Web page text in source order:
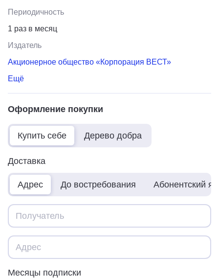
Периодичность
1 раз в месяц
Издатель
Акционерное общество «Корпорация ВЕСТ»
Ещё
Оформление покупки
Купить себе Дерево добра
Доставка
Адрес До востребования Абонентский
Месяцы подписки